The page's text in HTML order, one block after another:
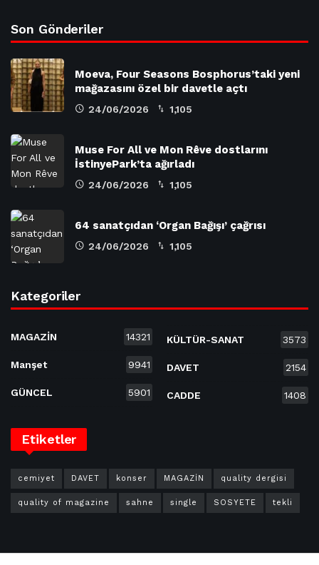
Son Gönderiler
Moeva, Four Seasons Bosphorus’taki yeni
mağazasını özel bir davetle açtı
24/06/2026 1,105
Muse For All ve Mon Rêve dostlarını
İstinyePark’ta ağırladı
24/06/2026 1,105
64 sanatçıdan ‘Organ Bağışı’ çağrısı
24/06/2026 1,105
Kategoriler
MAGAZİN 14321
Manşet 9941
GÜNCEL 5901
KÜLTÜR-SANAT 3573
DAVET 2154
CADDE 1408
Etiketler
cemiyet DAVET konser MAGAZİN quality dergisi
quality of magazine sahne single SOSYETE tekli